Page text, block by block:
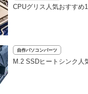
CPUグリス人気おすすめ
自作パソコンパーツ
M.2 SSDヒートシンク人